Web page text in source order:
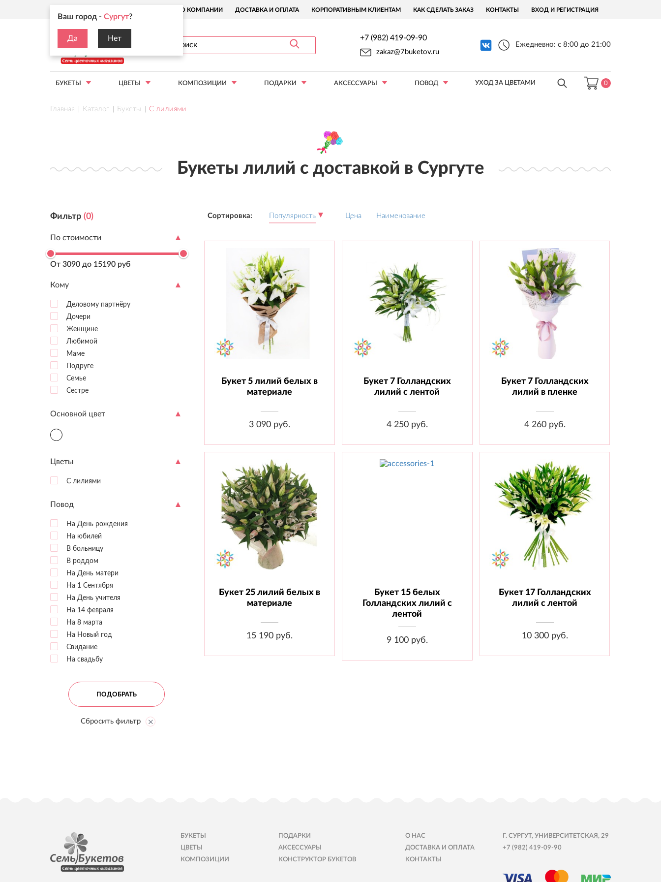
Ваш город - Сургут?
Да Нет
О КОМПАНИИ ДОСТАВКА И ОПЛАТА КОРПОРАТИВНЫМ КЛИЕНТАМ КАК СДЕЛАТЬ ЗАКАЗ КОНТАКТЫ ВХОД И РЕГИСТРАЦИЯ
+7 (982) 419-09-90
zakaz@7buketov.ru
Ежедневно: с 8:00 до 21:00
БУКЕТЫ ЦВЕТЫ КОМПОЗИЦИИ ПОДАРКИ АКСЕССУАРЫ ПОВОД УХОД ЗА ЦВЕТАМИ 0
Главная Каталог Букеты С лилиями
Букеты лилий с доставкой в Сургуте
Фильтр (0)
По стоимости
От 3090 до 15190 руб
Кому
Деловому партнёру
Дочери
Женщине
Любимой
Маме
Подруге
Семье
Сестре
Основной цвет
Цветы
С лилиями
Повод
На День рождения
На юбилей
В больницу
В роддом
На День матери
На 1 Сентября
На День учителя
На 14 февраля
На 8 марта
На Новый год
Свидание
На свадьбу
Сортировка: Популярность Цена Наименование
Состав: Лилия - 5 шт., Материал
Букет 5 лилий белых в
материале
3 090 руб.
Состав: Лилия - 7 шт., Лента
Букет 7 Голландских
лилий с лентой
4 250 руб.
Состав: Лилия - 7 шт., Пленка
Букет 7 Голландских
лилий в пленке
4 260 руб.
Состав: Лилия - 25 шт.,
Материал
Букет 25 лилий белых в
материале
15 190 руб.
Состав:
Лилия - 15
шт., Лента
Букет 15 белых
Голландских лилий с
лентой
9 100 руб.
Состав: Лилия 17 шт., Лента
Букет 17 Голландских
лилий с лентой
10 300 руб.
БУКЕТЫ
ЦВЕТЫ
КОМПОЗИЦИИ
ПОДАРКИ
АКСЕССУАРЫ
КОНСТРУКТОР БУКЕТОВ
О НАС
ДОСТАВКА И ОПЛАТА
КОНТАКТЫ
Г. СУРГУТ, УНИВЕРСИТЕТСКАЯ, 29
+7 (982) 419-09-90